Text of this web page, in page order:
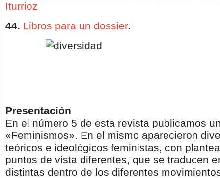
Iturrioz
44. Libros para un dossier.
Presentación
En el número 5 de esta revista publicamos
«Feminismos». En el mismo aparecieron
teóricos e ideológicos femi­nistas, con
puntos de vista diferentes, que se traducen
distintas dentro de los diferentes